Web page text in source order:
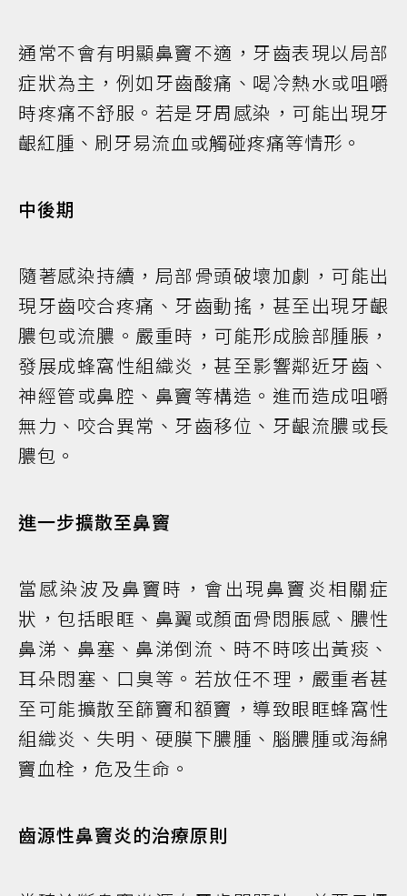
通常不會有明顯鼻竇不適，牙齒表現以局部
症狀為主，例如牙齒酸痛、喝冷熱水或咀嚼
時疼痛不舒服。若是牙周感染，可能出現牙
齦紅腫、刷牙易流血或觸碰疼痛等情形。
中後期
隨著感染持續，局部骨頭破壞加劇，可能出
現牙齒咬合疼痛、牙齒動搖，甚至出現牙齦
膿包或流膿。嚴重時，可能形成臉部腫脹，
發展成蜂窩性組織炎，甚至影響鄰近牙齒、
神經管或鼻腔、鼻竇等構造。進而造成咀嚼
無力、咬合異常、牙齒移位、牙齦流膿或長
膿包。
進一步擴散至鼻竇
當感染波及鼻竇時，會出現鼻竇炎相關症
狀，包括眼眶、鼻翼或顏面骨悶脹感、膿性
鼻涕、鼻塞、鼻涕倒流、時不時咳出黃痰、
耳朵悶塞、口臭等。若放任不理，嚴重者甚
至可能擴散至篩竇和額竇，導致眼眶蜂窩性
組織炎、失明、硬膜下膿腫、腦膿腫或海綿
竇血栓，危及生命。
齒源性鼻竇炎的治療原則